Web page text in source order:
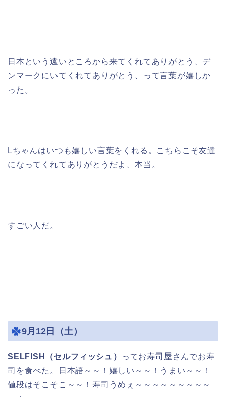
日本という遠いところから来てくれてありがとう、デ
ンマークにいてくれてありがとう、って言葉が嬉しか
った。
Lちゃんはいつも嬉しい言葉をくれる。こちらこそ友達
になってくれてありがとうだよ、本当。
すごい人だ。
9月12日（土）
SELFISH（セルフィッシュ）
ってお寿司屋さんでお寿
司を食べた。日本語～～！嬉しい～～！うまい～～！
値段はそこそこ～～！寿司うめぇ～～～～～～～～～